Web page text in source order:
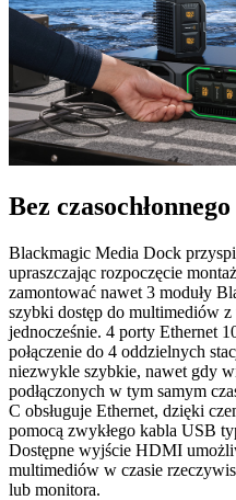
Bez czasochłonnego
Blackmagic Media Dock
upraszczając rozpoczęcie
zamontować nawet 3 moduły
szybki dostęp do multimediów
jednocześnie. 4 porty Ethernet
połączenie do 4 oddzielnych
niezwykle szybkie, nawet gdy
podłączonych w tym samym
C obsługuje Ethernet, dzięki
pomocą zwykłego kabla USB
Dostępne wyjście HDMI
multimediów w czasie
lub monitora.